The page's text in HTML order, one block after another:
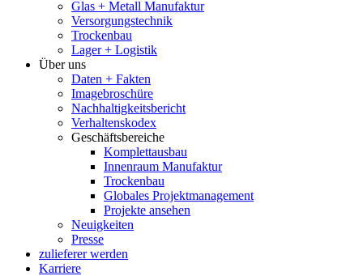
Glas + Metall Manufaktur
Versorgungstechnik
Trockenbau
Lager + Logistik
Über uns
Daten + Fakten
Imagebroschüre
Nachhaltigkeitsbericht
Verhaltenskodex
Geschäftsbereiche
Komplettausbau
Innenraum Manufaktur
Trockenbau
Globales Projektmanagement
Projekte ansehen
Neuigkeiten
Presse
zulieferer werden
Karriere